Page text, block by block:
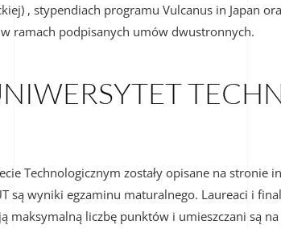
, stypendiach programu Vulcanus in Japan
ramach podpisanych umów dwustronnych.
Technologicznym zostały opisane na stronie
są wyniki egzaminu maturalnego. Laureaci i
liczbę punktów i umieszczani są